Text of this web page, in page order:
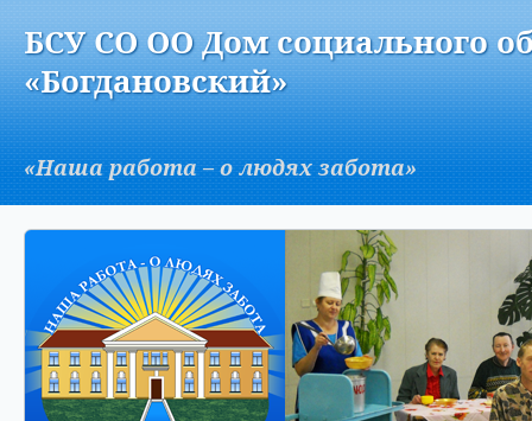
AБСУ СО ОО Дом социального
«Богдановский»
«Наша работа – о людях забота»